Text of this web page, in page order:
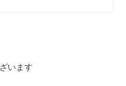
います